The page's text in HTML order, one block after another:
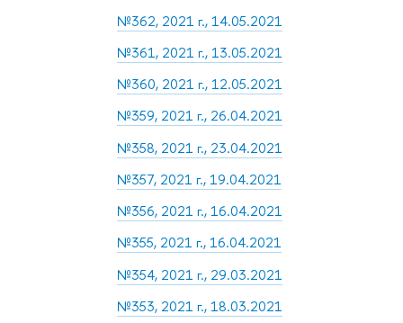
№362, 2021 г., 14.05.2021
№361, 2021 г., 13.05.2021
№360, 2021 г., 12.05.2021
№359, 2021 г., 26.04.2021
№358, 2021 г., 23.04.2021
№357, 2021 г., 19.04.2021
№356, 2021 г., 16.04.2021
№355, 2021 г., 16.04.2021
№354, 2021 г., 29.03.2021
№353, 2021 г., 18.03.2021